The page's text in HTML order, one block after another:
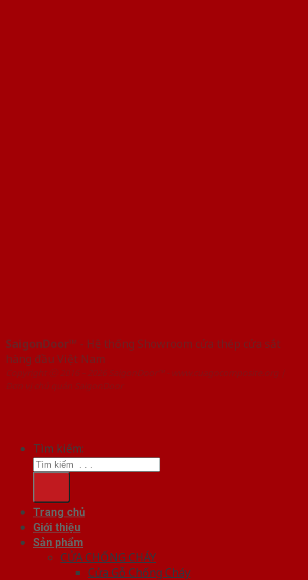
SaigonDoor™ - Hệ thống Showroom cửa thép cửa sắt
hàng đầu Việt Nam
Copyright ⓒ 2016 – 2026 SaigonDoor™ - www.cuagocomposite.org |
Đơn vị chủ quản SaigonDoor
Tìm kiếm:
Trang chủ
Giới thiệu
Sản phẩm
CỬA CHỐNG CHÁY
Cửa Gỗ Chống Cháy